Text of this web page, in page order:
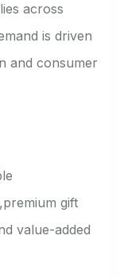
across
is driven
and consumer
premium gift
value-added